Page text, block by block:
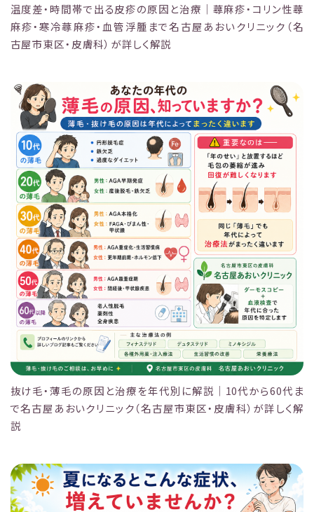
温度差・時間帯で出る皮疹の原因と治療｜蕁麻疹・コリン性蕁
麻疹・寒冷蕁麻疹・血管浮腫まで名古屋あおいクリニック（名
古屋市東区・皮膚科）が詳しく解説
抜け毛・薄毛の原因と治療を年代別に解説｜10代から60代ま
で名古屋あおいクリニック（名古屋市東区・皮膚科）が詳しく解
説